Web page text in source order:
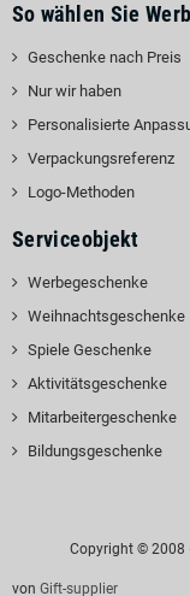
So wählen Sie
Geschenke nach Preis
Nur wir haben
Personalisierte
Verpackungsreferenz
Logo-Methoden
Serviceobjekt
Werbegeschenke
Weihnachtsgeschenke
Spiele Geschenke
Aktivitätsgeschenke
Mitarbeitergeschenke
Bildungsgeschenke
Copyright © 2008
von Gift-supplier